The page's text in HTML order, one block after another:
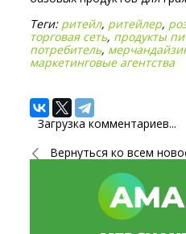
Теги: ритейл, ритейлер,
торговая сеть, продукты
потребитель,
маркетинговые агентства
Загрузка комментариев...
Вернуться ко всем